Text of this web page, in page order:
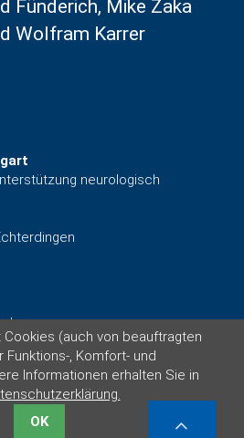
Fünderich, Mike Zaka
Wolfram Karrer
neurologisch
2019 vonDAS KONZEPT GmbH|
Datenschutzerklärung
(auch von beauftragten
Funktions-, Komfort- und
Informationen erhalten Sie in
OK